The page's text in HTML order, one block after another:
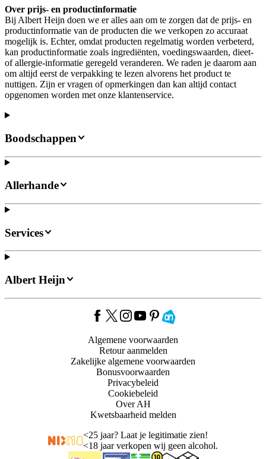
Over prijs- en productinformatie
Bij Albert Heijn doen we er alles aan om te zorgen dat de prijs- en
productinformatie van de producten die we verkopen zo accuraat
mogelijk is. Echter, omdat producten regelmatig worden verbeterd,
kan productinformatie zoals ingrediënten, voedingswaarden, dieet-
of allergie-informatie geregeld veranderen. We raden je daarom aan
om altijd eerst de verpakking te lezen alvorens het product te
nuttigen. Zijn er vragen of opmerkingen dan kan altijd contact
opgenomen worden met onze klantenservice.
Boodschappen
Allerhande
Services
Albert Heijn
Algemene voorwaarden
Retour aanmelden
Zakelijke algemene voorwaarden
Bonusvoorwaarden
Privacybeleid
Cookiebeleid
Over AH
Kwetsbaarheid melden
<25 jaar? Laat je legitimatie zien!
<18 jaar verkopen wij geen alcohol.